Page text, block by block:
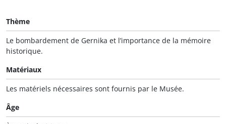
Thème
Le bombardement de Gernika et l’importance de la mémoire
historique.
Matériaux
Les matériels nécessaires sont fournis par le Musée.
Âge